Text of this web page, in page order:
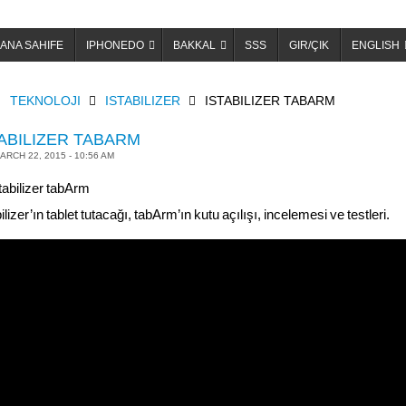
ANA SAHIFE IPHONEDO BAKKAL SSS GIR/ÇIK ENGLISH
TEKNOLOJI ISTABILIZER ISTABILIZER TABARM
TABARM
22, 2015 - 10:56 AM
tablet tutacağı, tabArm’ın kutu açılışı, incelemesi ve testleri.